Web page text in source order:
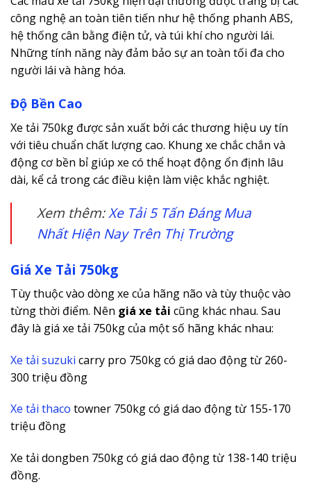
công nghệ an toàn tiên tiến như hệ thống phanh ABS,
hệ thống cân bằng điện tử, và túi khí cho người lái.
Những tính năng này đảm bảo sự an toàn tối đa cho
người lái và hàng hóa.
Độ Bền Cao
Xe tải 750kg được sản xuất bởi các thương hiệu uy tín
với tiêu chuẩn chất lượng cao. Khung xe chắc chắn và
động cơ bền bỉ giúp xe có thể hoạt động ổn định lâu
dài, kể cả trong các điều kiện làm việc khắc nghiệt.
Xem thêm:Xe Tải 5 Tấn Đáng Mua
Nhất Hiện Nay Trên Thị Trường
Giá Xe Tải 750kg
Tùy thuộc vào dòng xe của hãng não và tùy thuộc vào
từng thời điểm. Nên giá xe tải cũng khác nhau. Sau
đây là giá xe tải 750kg của một số hãng khác nhau:
Xe tải suzuki carry pro 750kg có giá dao động từ 260-
300 triệu đồng
Xe tải thaco towner 750kg có giá dao động từ 155-170
triệu đồng
Xe tải dongben 750kg có giá dao động từ 138-140 triệu
đồng.